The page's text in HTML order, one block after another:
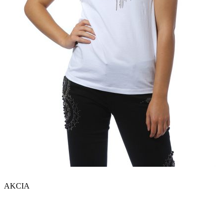
AKCIA